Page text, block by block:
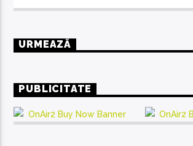
filosofie, indiferent de vârstă.
URMEAZĂ
PUBLICITATE